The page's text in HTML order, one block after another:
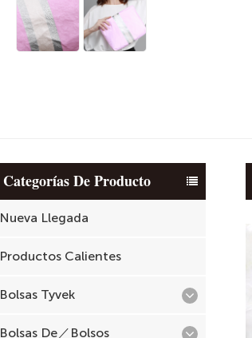
Categorías De Producto
Nueva Llegada
Productos Calientes
Bolsas Tyvek
Bolsas De／Bolsos